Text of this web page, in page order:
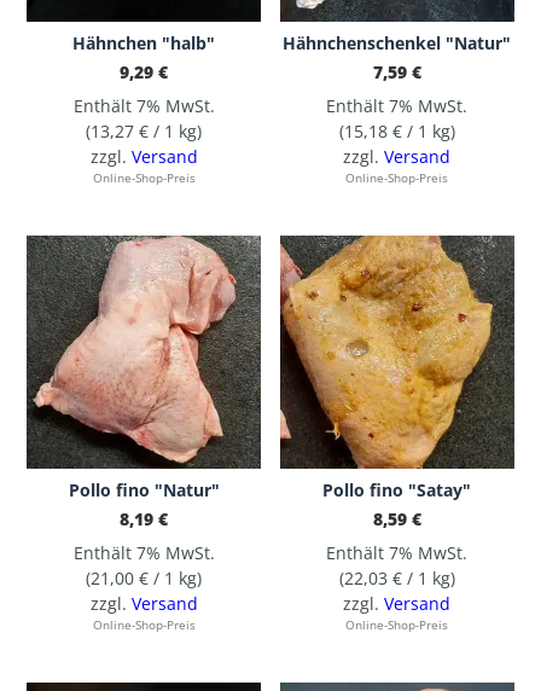
Hähnchen "halb"
9,29€
Enthält 7% MwSt.
(13,27€ / 1 kg)
zzgl. Versand
Online-Shop-Preis
Hähnchenschenkel "Natur"
7,59 €
Enthält 7% MwSt.
(15,18 €/ 1 kg)
zzgl.Versand
Online-Shop-Preis
Pollo fino "Natur"
8,19€
Enthält 7% MwSt.
(21,00€ / 1 kg)
zzgl. Versand
Online-Shop-Preis
Pollo fino "Satay"
8,59 €
Enthält 7% MwSt.
(22,03 €/ 1 kg)
zzgl.Versand
Online-Shop-Preis